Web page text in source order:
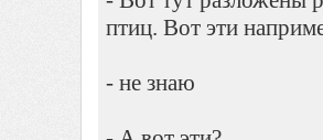
птиц. Вот эти
- не знаю